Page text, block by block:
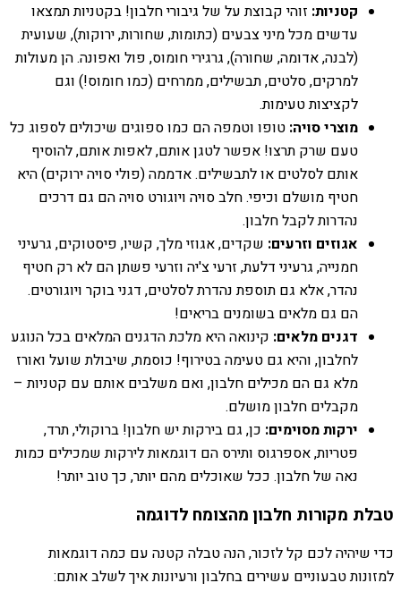
קטניות: זוהי קבוצת על של גיבורי חלבון! בקטניות תמצאו
עדשים מכל מיני צבעים (כתומות, שחורות, ירוקות), שעועית
(לבנה, אדומה, שחורה), גרגירי חומוס, פול ואפונה. הן מעולות
למרקים, סלטים, תבשילים, ממרחים (כמו חומוס!) וגם
לקציצות טעימות.
מוצרי סויה: טופו וטמפה הם כמו ספוגים שיכולים לספוג כל
טעם שרק תרצו! אפשר לטגן אותם, לאפות אותם, להוסיף
אותם לסלטים או לתבשילים. אדממה (פולי סויה ירוקים) היא
חטיף מושלם וכיפי. חלב סויה ויוגורט סויה הם גם דרכים
נהדרות לקבל חלבון.
אגוזים וזרעים: שקדים, אגוזי מלך, קשיו, פיסטוקים, גרעיני
חמנייה, גרעיני דלעת, זרעי צ'יה וזרעי פשתן הם לא רק חטיף
נהדר, אלא גם תוספת נהדרת לסלטים, דגני בוקר ויוגורטים.
הם גם מלאים בשומנים בריאים!
דגנים מלאים: קינואה היא מלכת הדגנים המלאים בכל הנוגע
לחלבון, והיא גם טעימה בטירוף! כוסמת, שיבולת שועל ואורז
מלא גם הם מכילים חלבון, ואם משלבים אותם עם קטניות –
מקבלים חלבון מושלם.
ירקות מסוימים: כן, גם בירקות יש חלבון! ברוקולי, תרד,
פטריות, אספרגוס ותירס הם דוגמאות לירקות שמכילים כמות
נאה של חלבון. ככל שאוכלים מהם יותר, כך טוב יותר!
טבלת מקורות חלבון מהצומח לדוגמה
כדי שיהיה לכם קל לזכור, הנה טבלה קטנה עם כמה דוגמאות
למזונות טבעוניים עשירים בחלבון ורעיונות איך לשלב אותם: